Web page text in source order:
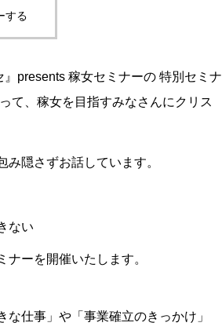
する
presents 稼女セミナーの 特別セミナ
て、稼女を目指すみなさんにクリス
隠さずお話しています。
ない
ナーを開催いたします。
な仕事」や「事業確立のきっかけ」